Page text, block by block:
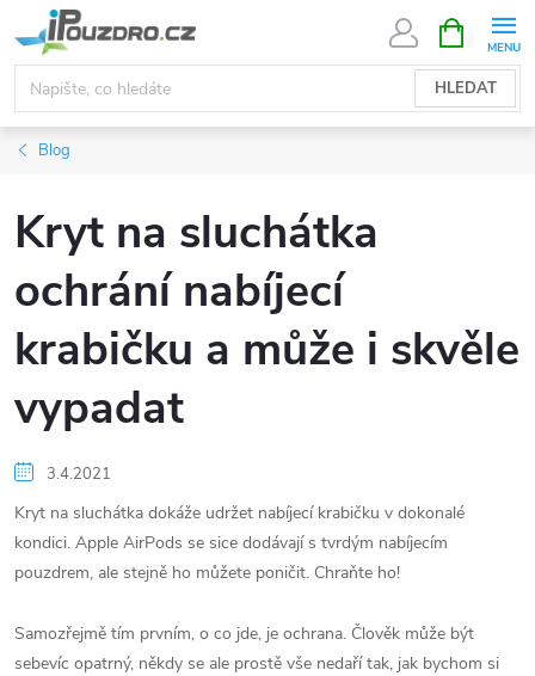
na
obsah
HLEDAT
NÁKUPNÍ
KOŠÍK
Blog
Kryt na sluchátka
ochrání nabíjecí
krabičku a může i skvěle
vypadat
3.4.2021
Kryt na sluchátka dokáže udržet nabíjecí krabičku v dokonalé
kondici. Apple AirPods se sice dodávají s tvrdým nabíjecím
pouzdrem, ale stejně ho můžete poničit. Chraňte ho!
Samozřejmě tím prvním, o co jde, je ochrana. Člověk může být
sebevíc opatrný, někdy se ale prostě vše nedaří tak, jak bychom si